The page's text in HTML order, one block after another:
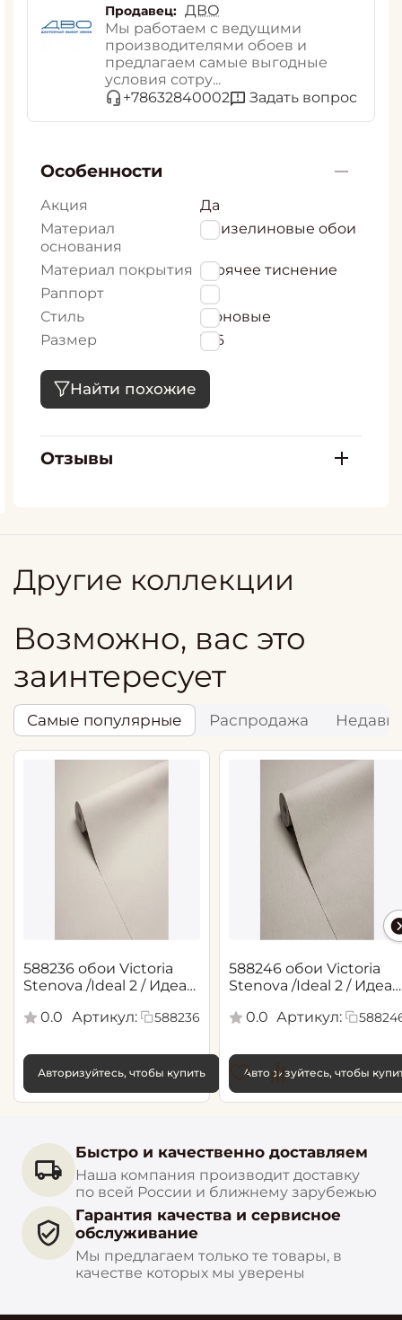
Продавец: ДВО
Мы работаем с ведущими
производителями обоев и
предлагаем самые выгодные
условия сотру...
+78632840002
Задать вопрос
Особенности
Акция
Да
Материал
основания
флизелиновые обои
Материал покрытия Горячее тиснение
Раппорт
0
Стиль
Фоновые
Размер
106
Найти похожие
Отзывы
Другие коллекции
Возможно, вас это
заинтересует
Самые популярные Распродажа
588236 обои Victoria
Stenova /Ideal 2 / Идеал
0.0
Артикул: 588236
Авторизуйтесь, чтобы купить
588246 обои Victoria
Stenova /Ideal 2 / Идеал
0.0 Артикул:
Авторизуйтесь, чтобы
Быстро и качественно доставляем
Наша компания производит доставку
по всей России и ближнему зарубежью
Гарантия качества и сервисное
обслуживание
Мы предлагаем только те товары, в
качестве которых мы уверены